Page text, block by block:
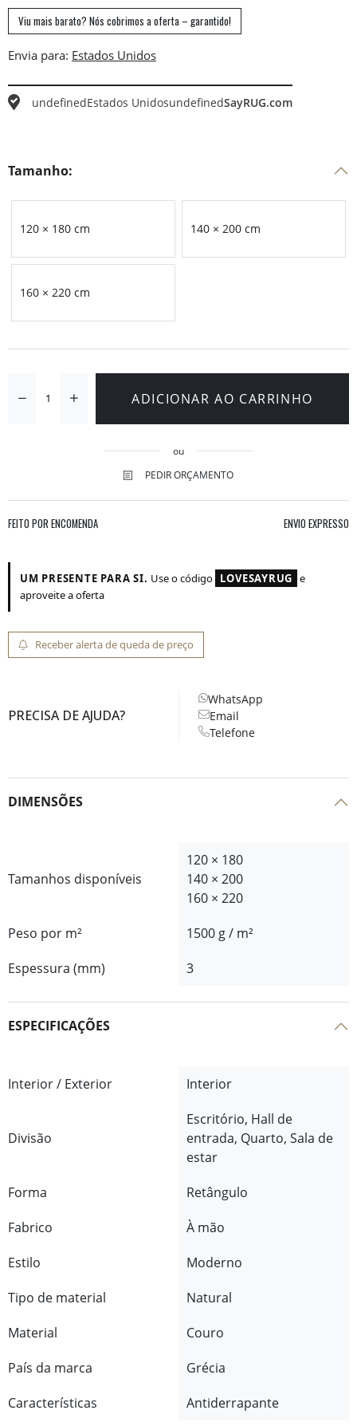
Viu mais barato? Nós cobrimos a oferta – garantido!
Envia para:
undefinedEstados UnidosundefinedSayRUG.com
Tamanho:
120 × 180 cm 140 × 200 cm
160 × 220 cm
ADICIONAR AO CARRINHO
ou
PEDIR ORÇAMENTO
FEITO POR ENCOMENDA ENVIO EXPRESSO
UM PRESENTE PARA SI. Use o código LOVESAYRUG e
aproveite a oferta
Receber alerta de queda de preço
PRECISA DE AJUDA?
WhatsApp
Email
Telefone
DIMENSÕES
Tamanhos disponíveis
120 × 180
140 × 200
160 × 220
Peso por m²
1500 g / m²
Espessura (mm)
3
ESPECIFICAÇÕES
Interior / Exterior Interior
Divisão
Escritório, Hall de
entrada, Quarto, Sala de
estar
Forma
Retângulo
Fabrico
À mão
Estilo
Moderno
Tipo de material
Natural
Material
Couro
País da marca
Grécia
Características
Antiderrapante